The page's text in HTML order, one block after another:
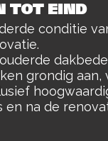
TOT EIND
conditie
grondig
na de